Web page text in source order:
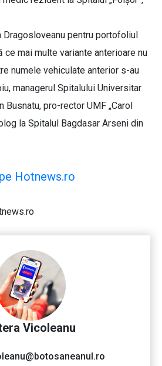
Dragosloveanu pentru portofoliul
mai multe variante anterioare nu
numele vehiculate anterior s-au
managerul Spitalului Universitar
Busnatu, pro-rector UMF „Carol
la Spitalul Bagdasar Arseni din
Hotnews.ro
Vicoleanu